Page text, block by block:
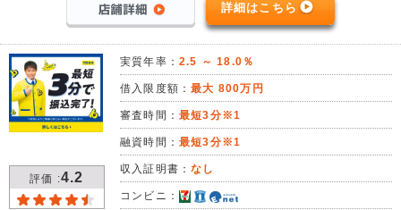
詳細はこちら
評価 :4.2
実質年率： 2.5 ～ 18.0％
借入限度額：最大 800万円
審査時間： 最短3分※1
融資時間： 最短3分※1
収入証明書：なし
コンビニ：